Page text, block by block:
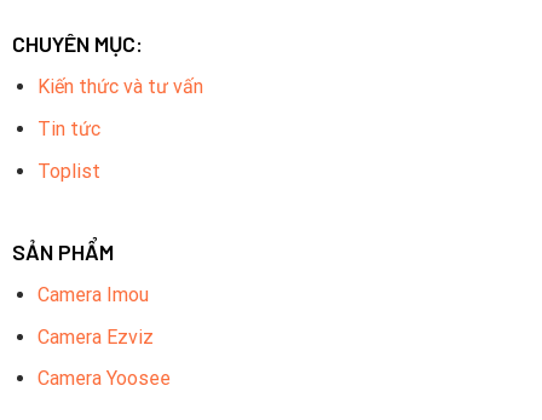
CHUYÊN MỤC:
Kiến thức và tư vấn
Tin tức
Toplist
SẢN PHẨM
Camera Imou
Camera Ezviz
Camera Yoosee